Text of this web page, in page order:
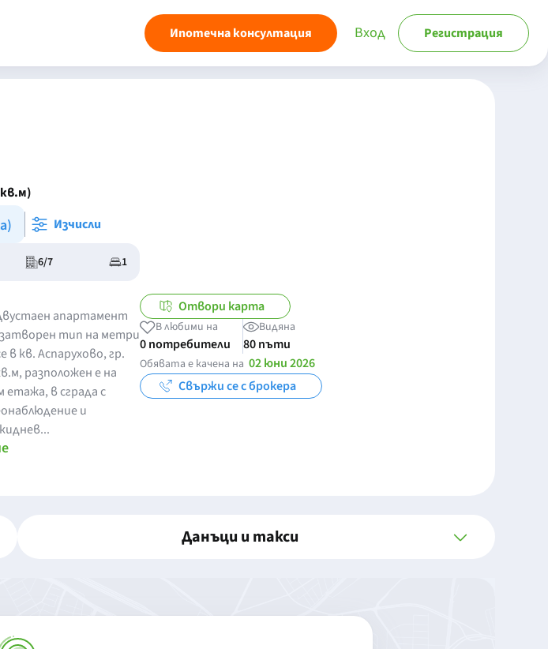
Ипотечна консултация Вход Регистрация
Изчисли
6/7 1
апартамент
тип на метри
в кв. Аспарухово, гр.
разположен е на
в сграда с
и
Отвори карта
В любими на
0 потребители
Видяна
80 пъти
Обявата е качена на 02 юни 2026
Свържи се с брокера
Данъци и такси